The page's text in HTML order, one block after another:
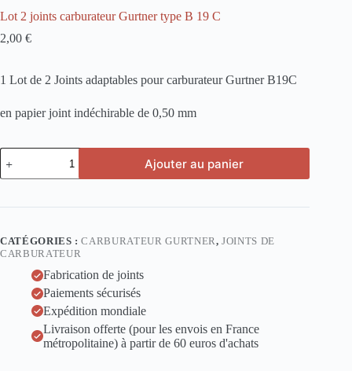
Lot 2 joints carburateur Gurtner type B 19 C
2,00 €
1 Lot de 2 Joints adaptables pour carburateur Gurtner B19C
en papier joint indéchirable de 0,50 mm
quantité
de
Lot
joints
Gurtner
type
B
Ajouter au panier
CATÉGORIES :CARBURATEUR GURTNER,JOINTS DE
CARBURATEUR
Fabrication de joints
Paiements sécurisés
Expédition mondiale
Livraison offerte (pour les envois en France
métropolitaine) à partir de 60 euros d'achats